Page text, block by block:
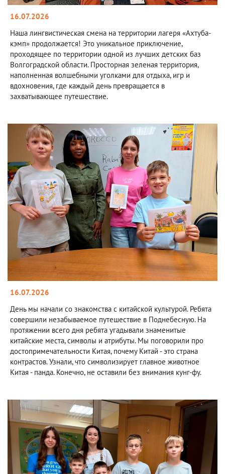
16.07.2026
Наша лингвистическая смена на территории лагеря «Ахтуба-
кэмп» продолжается! Это уникальное приключение,
проходящее по территории одной из лучших детских баз
Волгоградской области. Просторная зеленая территория,
наполненная волшебными уголками для отдыха, игр и
вдохновения, где каждый день превращается в
захватывающее путешествие.
16.07.2026
День мы начали со знакомства с китайской культурой. Ребята
совершили незабываемое путешествие в Поднебесную. На
протяжении всего дня ребята угадывали знаменитые
китайские места, символы и атрибуты. Мы поговорили про
достопримечательности Китая, почему Китай - это страна
контрастов. Узнали, что символизирует главное животное
Китая - панда. Конечно, не оставили без внимания кунг-фу.